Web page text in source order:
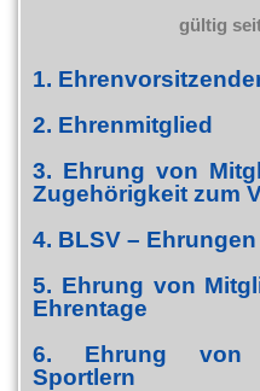
gültig
1.
2. Ehrenmitglied
3. Ehrung von
Zugehörigkeit zum
4. BLSV – Ehrungen
5. Ehrung von
Ehrentage
6. Ehrung von
Sportlern